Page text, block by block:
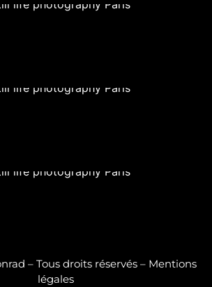
– Tous droits réservés – Mentions
légales